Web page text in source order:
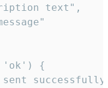
text",
'ok') {